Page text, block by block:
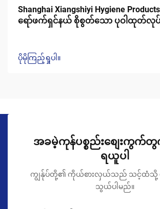
Shanghai Xiangshiyi Hygiene
ရော်ဖက်ရှင်နယ် စိုစွတ်သော ပုဝါထုတ်လု
ပိုမိုကြည့်ရှုပါ။
အခမဲ့ကုန်ပစ္စည်းစျေးကွက်
ရယူပါ
ကျွန်ုပ်တို့၏ ကိုယ်စားလှယ်သည် သင့်ထံသို့
သွယ်ပါမည်။